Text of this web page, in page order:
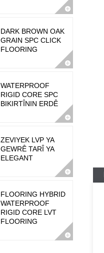
DARK BROWN OAK
GRAIN SPC CLICK
FLOORING
WATERPROOF
RIGID CORE SPC
BIKIRTÎNIN ERDÊ
ZEVIYEK LVP YA
GEWRÊ TARÎ YA
ELEGANT
FLOORING HYBRID
WATERPROOF
RIGID CORE LVT
FLOORING